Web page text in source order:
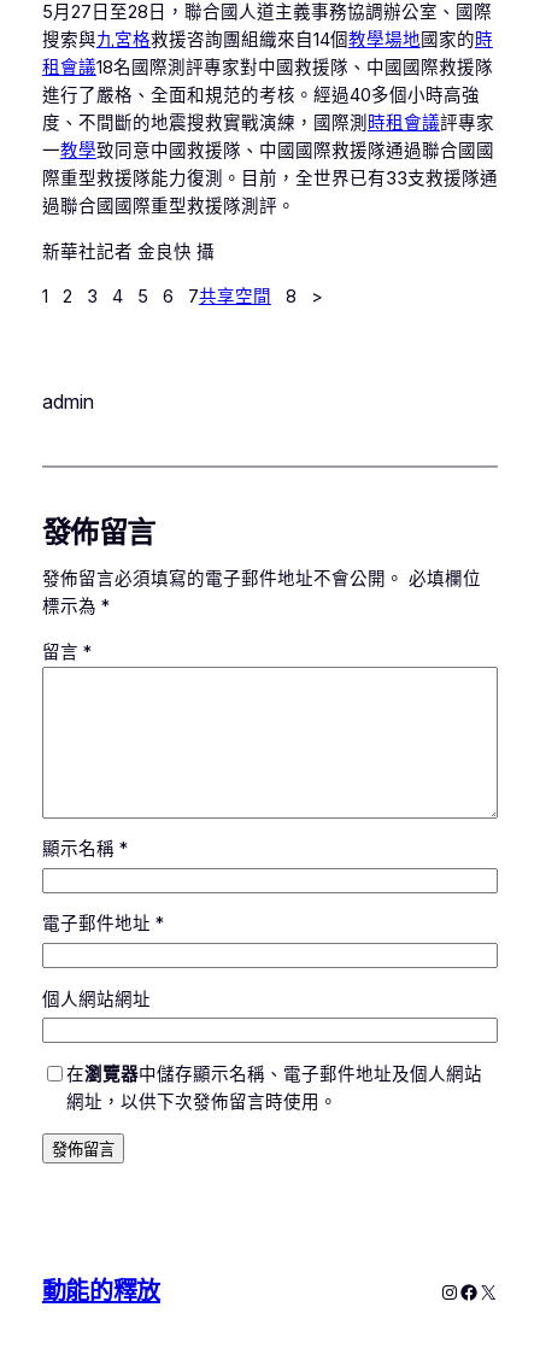
5月27日至28日，聯合國人道主義事務協調辦公室、國際
搜索與九宮格救援咨詢團組織來自14個教學場地國家的時
租會議18名國際測評專家對中國救援隊、中國國際救援隊
進行了嚴格、全面和規范的考核。經過40多個小時高強
度、不間斷的地震搜救實戰演練，國際測 時租會議評專家
一教學致同意中國救援隊、中國國際救援隊通過聯合國國
際重型救援隊能力復測。目前，全世界已有33支救援隊通
過聯合國國際重型救援隊測評。
新華社記者 金良快 攝
1 2 3 4 5 6 7共享空間 8 >
admin
發佈留言
發佈留言必須填寫的電子郵件地址不會公開。 必填欄位
標示為 *
留言 *
顯示名稱 *
電子郵件地址 *
個人網站網址
在瀏覽器中儲存顯示名稱、電子郵件地址及個人網站
網址，以供下次發佈留言時使用。
動能的釋放 Instagram
X